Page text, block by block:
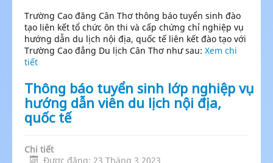
Trường Cao đăng Cân Thơ thông báo tuyển sinh đào
tạo liên kết tổ chức ôn thi và cấp chứng chỉ nghiệp vụ
hướng dẫn du lịch nội địa, quốc tế liên kết đào tạo với
Trường Cao đẳng Du lịch Cân Thơ như sau: Xem chi
tiết
Thông báo tuyển sinh lớp nghiệp vụ
hướng dẫn viên du lịch nội địa,
quốc tế
Chi tiết
Được đăng: 23 Tháng 3 2023